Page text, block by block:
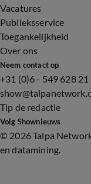
Vacatures
Publieksservice
Toegankelijkheid
Over ons
Neem contact op
+31 (0)6 - 549 628 21
Tip de redactie
Volg Shownieuws
© 2026 Talpa
en datamining.